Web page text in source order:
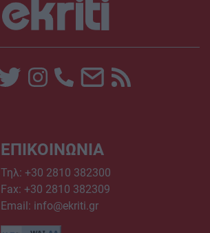
ΕΠΙΚΟΙΝΩΝΙΑ
Τηλ: +30 2810 382300
Fax: +30 2810 382309
Email: info@ekriti.gr